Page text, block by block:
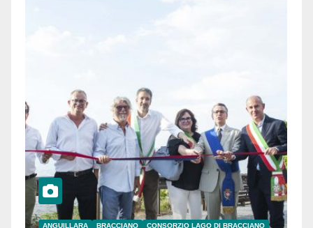
ANGUILLARA BRACCIANO
CONSORZIO LAGO DI BRACCIANO